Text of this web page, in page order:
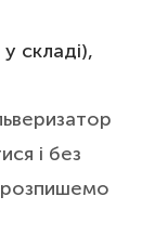
складі),
і без